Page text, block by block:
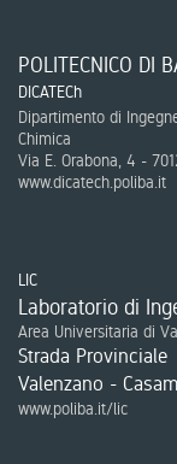
POLITECNICO DI
DICATECh
Dipartimento di
Chimica
Via E. Orabona, 4 -
www.dicatech.poliba.it
LIC
Laboratorio di
Area Universitaria di
Strada Provinciale
Valenzano -
www.poliba.it/lic